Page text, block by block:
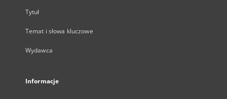
Tytuł
Temat i słowa kluczowe
Wydawca
Informacje